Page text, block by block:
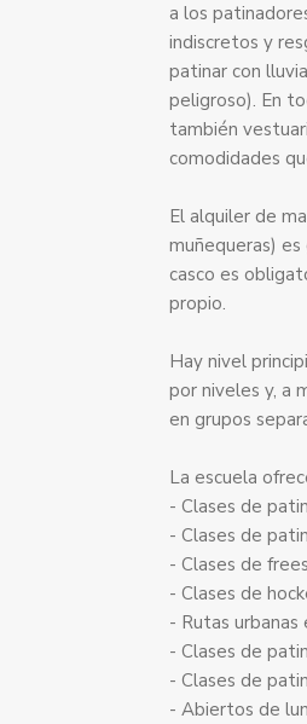
a los
indiscretos y
patinar con
peligroso). En
también
comodidades
El alquiler de
muñequeras)
casco es
propio.
Hay nivel
por niveles y, a
en grupos
La escuela
- Clases de
- Clases de
- Clases de
- Clases de
- Rutas
- Clases de
- Clases de
- Abiertos de